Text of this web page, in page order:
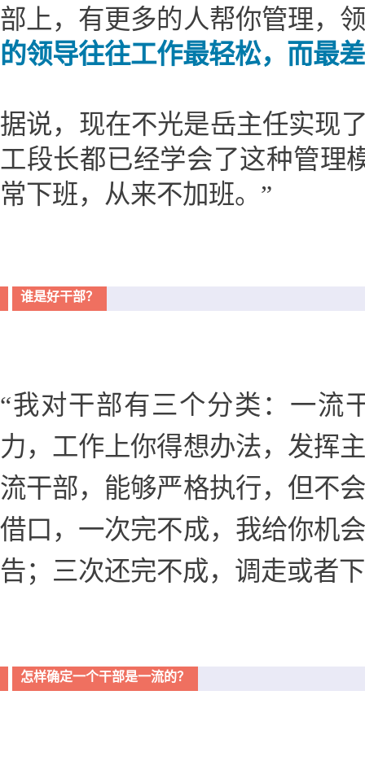
部上，有更多的人帮你管理，
的领导往往工作最轻松，而最
据说，现在不光是岳主任实现
工段长都已经学会了这种管理
常下班，从来不加班。”
谁是好干部？
“我对干部有三个分类：一
力，工作上你得想办法，发挥
流干部，能够严格执行，但不
借口，一次完不成，我给你机
告；三次还完不成，调走或者
怎样确定一个干部是一流的？